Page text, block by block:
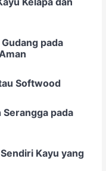
pada
Softwood
pada
Kayu yang